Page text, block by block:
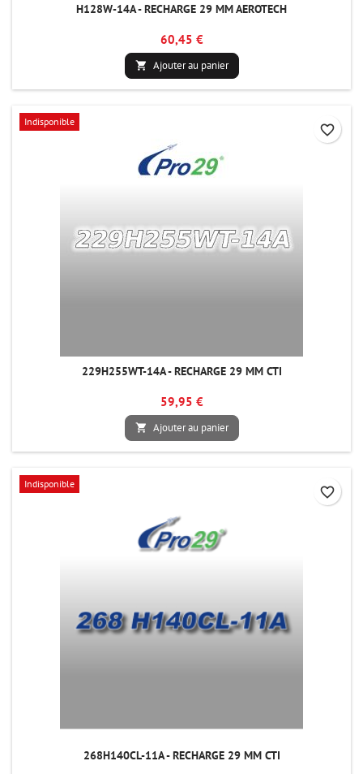
H128W-14A - RECHARGE 29 MM AEROTECH
60,45 €
 Ajouter au panier
Indisponible
229H255WT-14A - RECHARGE 29 MM CTI
59,95 €
 Ajouter au panier
favorite_border
Indisponible
268H140CL-11A - RECHARGE 29 MM CTI
favorite_border